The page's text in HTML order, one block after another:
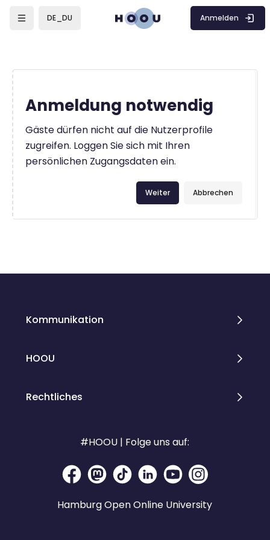
DE_DU Anmelden
Anmeldung notwendig
Gäste dürfen nicht auf die Nutzerprofile
zugreifen. Loggen Sie sich mit Ihren
persönlichen Zugangsdaten ein.
Abbrechen
Weiter
Kommunikation
HOOU
Rechtliches
#HOOU | Folge uns auf:
Hamburg Open Online University